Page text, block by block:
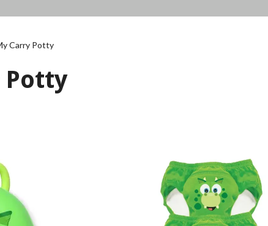
Carry Potty
Potty